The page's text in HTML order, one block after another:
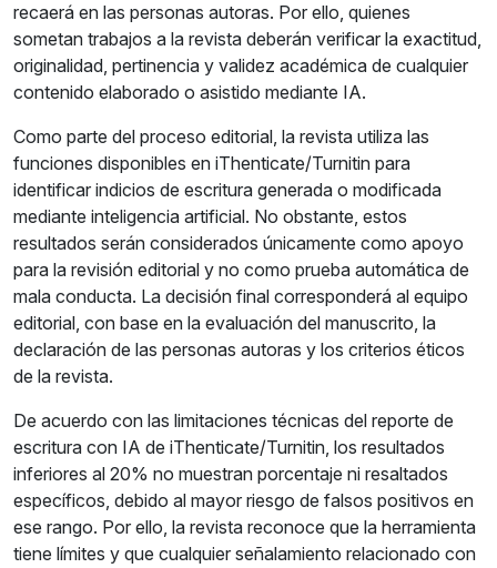
recaerá en las personas autoras. Por ello, quienes
sometan trabajos a la revista deberán verificar la exactitud,
originalidad, pertinencia y validez académica de cualquier
contenido elaborado o asistido mediante IA.
Como parte del proceso editorial, la revista utiliza las
funciones disponibles en iThenticate/Turnitin para
identificar indicios de escritura generada o modificada
mediante inteligencia artificial. No obstante, estos
resultados serán considerados únicamente como apoyo
para la revisión editorial y no como prueba automática de
mala conducta. La decisión final corresponderá al equipo
editorial, con base en la evaluación del manuscrito, la
declaración de las personas autoras y los criterios éticos
de la revista.
De acuerdo con las limitaciones técnicas del reporte de
escritura con IA de iThenticate/Turnitin, los resultados
inferiores al 20% no muestran porcentaje ni resaltados
específicos, debido al mayor riesgo de falsos positivos en
ese rango. Por ello, la revista reconoce que la herramienta
tiene límites y que cualquier señalamiento relacionado con